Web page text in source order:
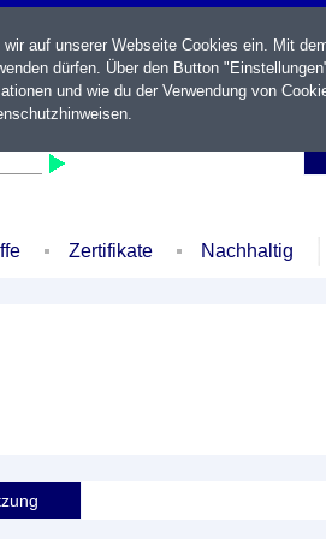
Zertifikate Nachhaltig
auf unserer Webseite Cookies ein. Mit
dürfen. Über den Button
und wie du der Verwendung von
.